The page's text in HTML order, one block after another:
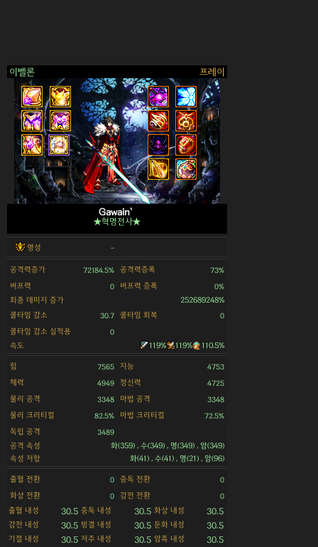
이벨론 프레이
>
Gawain`
★혁명전사★
명성 -
공격력증가 72184.5% 공격력증폭 73%
버프력 0 버프력 증폭 0%
최종 데미지 증가
252689248%
쿨타임 감소
30.7 쿨타임 회복 0
쿨타임 감소 실적용 0
속도 119% 119% 110.5%
힘 7565 지능 4753
체력 4949 정신력 4725
물리 공격 3348 마법 공격 3348
물리 크리티컬 82.5% 마법 크리티컬 72.5%
독립 공격 3489
공격 속성
화(359) , 수(349) , 명(349) , 암(349)
속성 저항
화(41) , 수(41) , 명(21) , 암(96)
출혈 전환 0 중독 전환 0
화상 전환 0 감전 전환 0
출혈 내성 30.5 중독 내성 30.5 화상 내성 30.5
감전 내성 30.5 빙결 내성 30.5 둔화 내성 30.5
기절 내성 30.5 저주 내성 30.5 암흑 내성 30.5